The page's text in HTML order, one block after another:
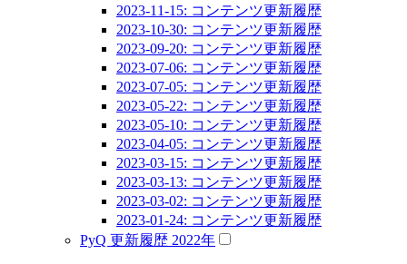
2023-11-15: コンテンツ更新履歴
2023-10-30: コンテンツ更新履歴
2023-09-20: コンテンツ更新履歴
2023-07-06: コンテンツ更新履歴
2023-07-05: コンテンツ更新履歴
2023-05-22: コンテンツ更新履歴
2023-05-10: コンテンツ更新履歴
2023-04-05: コンテンツ更新履歴
2023-03-15: コンテンツ更新履歴
2023-03-13: コンテンツ更新履歴
2023-03-02: コンテンツ更新履歴
2023-01-24: コンテンツ更新履歴
PyQ 更新履歴 2022年